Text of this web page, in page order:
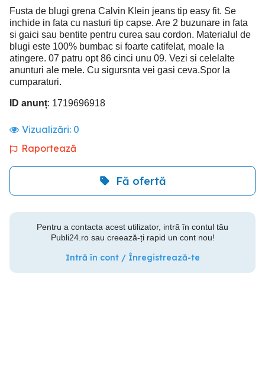
Fusta de blugi grena Calvin Klein jeans tip easy fit. Se
inchide in fata cu nasturi tip capse. Are 2 buzunare in fata
si gaici sau bentite pentru curea sau cordon. Materialul de
blugi este 100% bumbac si foarte catifelat, moale la
atingere. 07 patru opt 86 cinci unu 09. Vezi si celelalte
anunturi ale mele. Cu sigursnta vei gasi ceva.Spor la
cumparaturi.
ID anunț: 1719696918
Vizualizări: 0
Raportează
Fă ofertă
Pentru a contacta acest utilizator, intră în contul tău
Publi24.ro sau creează-ți rapid un cont nou!
Intră în cont / Înregistrează-te